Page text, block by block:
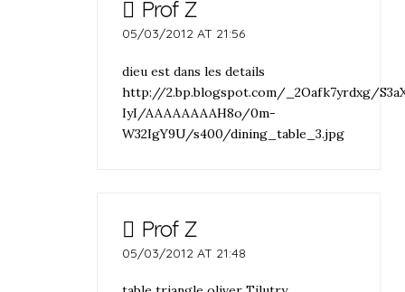
Prof Z
05/03/2012 AT 21:56
dieu est dans les details
http://2.bp.blogspot.com/_2Oafk7yrdxg/
IyI/AAAAAAAAH8o/0m-
W32IgY9U/s400/dining_table_3.jpg
Prof Z
05/03/2012 AT 21:48